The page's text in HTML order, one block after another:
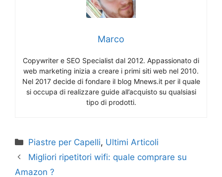
Marco
Copywriter e SEO Specialist dal 2012. Appassionato di
web marketing inizia a creare i primi siti web nel 2010.
Nel 2017 decide di fondare il blog Mnews.it per il quale
si occupa di realizzare guide all’acquisto su qualsiasi
tipo di prodotti.
Categorie
Piastre per Capelli, Ultimi Articoli
Migliori ripetitori wifi: quale comprare su
Amazon ?